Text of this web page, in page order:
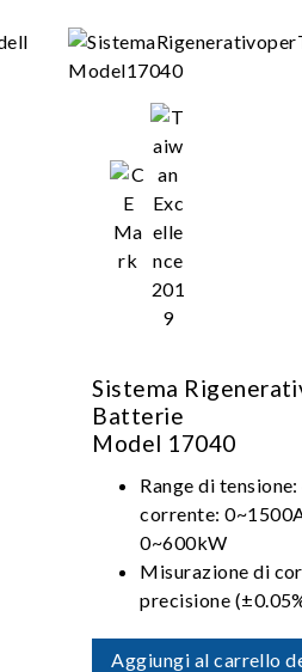
Suitable for
validation,
certification
Sistema
Batterie
Model 17040
Range di
corrente:
0~600kW
Misurazione di
precisione
funzione di
Aggiungi al carrello